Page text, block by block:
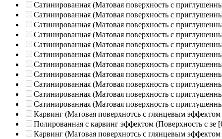
Сатинированная (Матовая поверхность с
Сатинированная (Матовая поверхность с
Сатинированная (Матовая поверхность с
Сатинированная (Матовая поверхность с
Сатинированная (Матовая поверхность с
Сатинированная (Матовая поверхность с
Сатинированная (Матовая поверхность с
Сатинированная (Матовая поверхность с
Сатинированная (Матовая поверхность с
Сатинированная (Матовая поверхность с
Сатинированная (Матовая поверхность с
Карвинг (Матовая поверхнотсь с глянцевым эффектом
Полированная c карвинг эффектом (Поверхность с зе
Карвинг (Матовая поверхнотсь с глянцевым эффектом